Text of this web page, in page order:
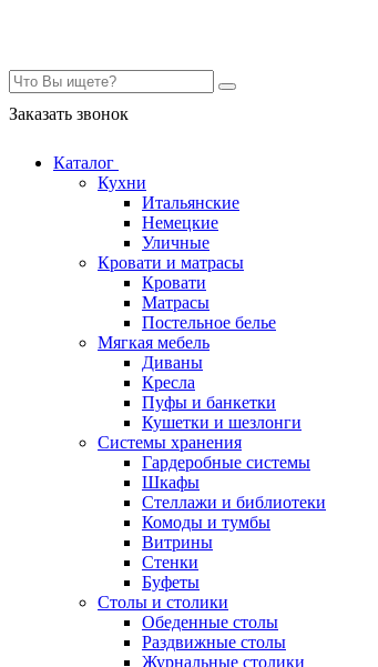
Заказать звонок
Каталог
Кухни
Итальянские
Немецкие
Уличные
Кровати и матрасы
Кровати
Матрасы
Постельное белье
Мягкая мебель
Диваны
Кресла
Пуфы и банкетки
Кушетки и шезлонги
Системы хранения
Гардеробные системы
Шкафы
Стеллажи и библиотеки
Комоды и тумбы
Витрины
Стенки
Буфеты
Столы и столики
Обеденные столы
Раздвижные столы
Журнальные столики